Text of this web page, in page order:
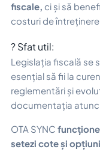
fiscale, ci și să
costuri de
? Sfat util:
Legislația fiscală se
esențial să fii la
reglementări și
documentația
OTA SYNC
setezi cote și